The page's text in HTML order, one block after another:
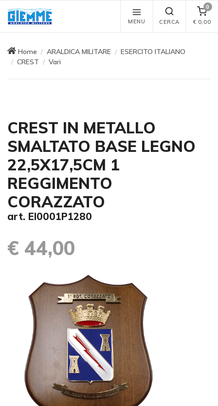
MENU CERCA
0
€ 0,00
Home ARALDICA MILITARE
ESERCITO ITALIANO
CREST
Vari
CREST IN METALLO
SMALTATO BASE LEGNO
22,5X17,5CM 1
REGGIMENTO
CORAZZATO
art. EI0001P1280
€ 44,00